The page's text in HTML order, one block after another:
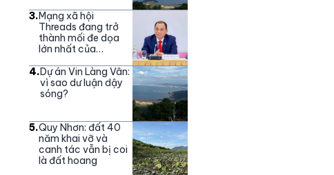
3.Mạng xã hội
Threads đang trở
thành mối đe dọa
lớn nhất của
4.Dự án Vin Làng Vân:
vì sao dư luận dậy
sóng?
5.Quy Nhơn: đất 40
năm khai vỡ và
canh tác vẫn bị coi
là đất hoang